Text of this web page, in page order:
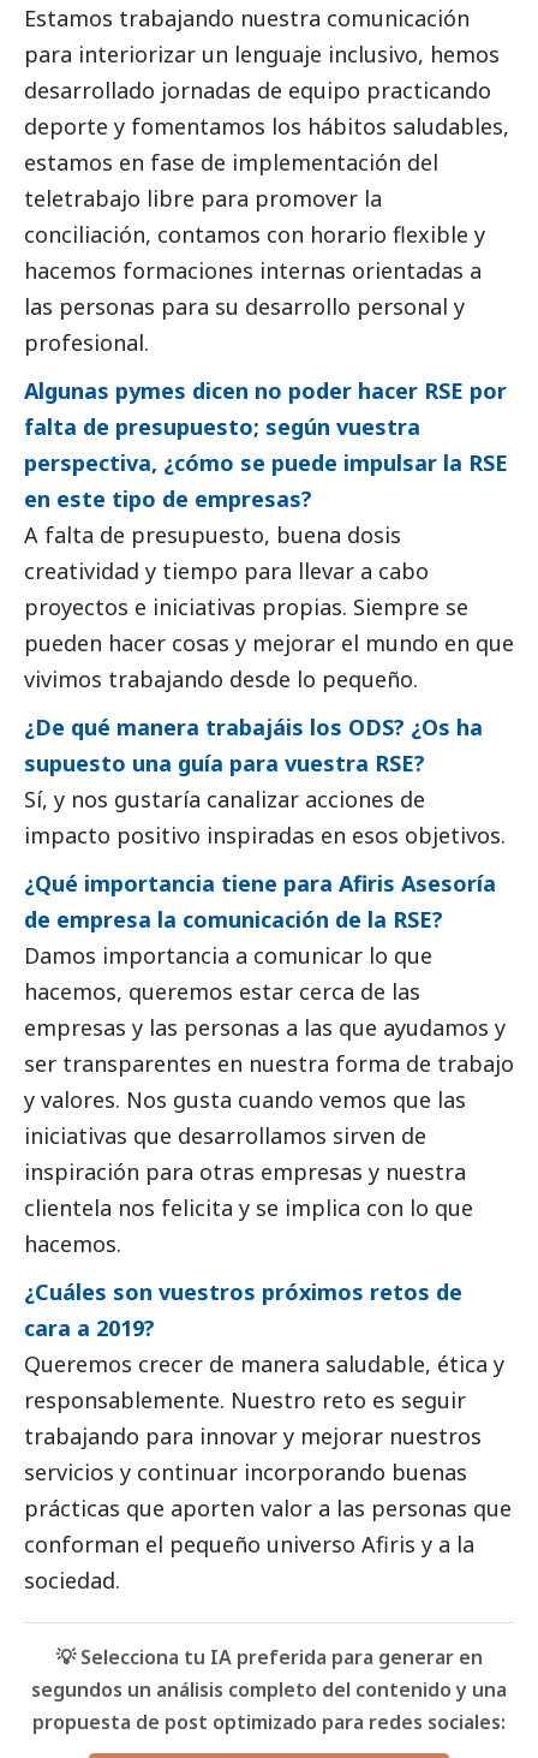
Estamos trabajando nuestra comunicación
para interiorizar un lenguaje inclusivo, hemos
desarrollado jornadas de equipo practicando
deporte y fomentamos los hábitos saludables,
estamos en fase de implementación del
teletrabajo libre para promover la
conciliación, contamos con horario flexible y
hacemos formaciones internas orientadas a
las personas para su desarrollo personal y
profesional.
Algunas pymes dicen no poder hacer RSE por
falta de presupuesto; según vuestra
perspectiva, ¿cómo se puede impulsar la RSE
en este tipo de empresas?
A falta de presupuesto, buena dosis
creatividad y tiempo para llevar a cabo
proyectos e iniciativas propias. Siempre se
pueden hacer cosas y mejorar el mundo en que
vivimos trabajando desde lo pequeño.
¿De qué manera trabajáis los ODS? ¿Os ha
supuesto una guía para vuestra RSE?
Sí, y nos gustaría canalizar acciones de
impacto positivo inspiradas en esos objetivos.
¿Qué importancia tiene para Afiris Asesoría
de empresa la comunicación de la RSE?
Damos importancia a comunicar lo que
hacemos, queremos estar cerca de las
empresas y las personas a las que ayudamos y
ser transparentes en nuestra forma de trabajo
y valores. Nos gusta cuando vemos que las
iniciativas que desarrollamos sirven de
inspiración para otras empresas y nuestra
clientela nos felicita y se implica con lo que
hacemos.
¿Cuáles son vuestros próximos retos de
cara a 2019?
Queremos crecer de manera saludable, ética y
responsablemente. Nuestro reto es seguir
trabajando para innovar y mejorar nuestros
servicios y continuar incorporando buenas
prácticas que aporten valor a las personas que
conforman el pequeño universo Afiris y a la
sociedad.
💡 Selecciona tu IA preferida para generar en
segundos un análisis completo del contenido y una
propuesta de post optimizado para redes sociales: